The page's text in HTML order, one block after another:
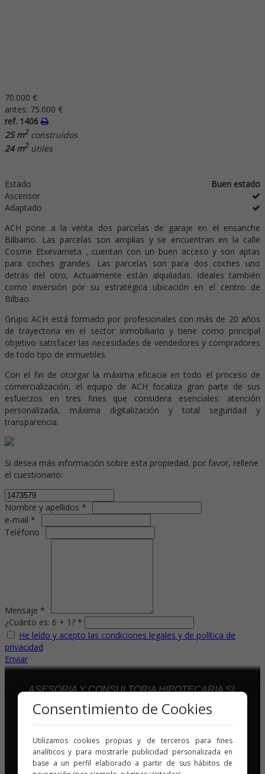
70.000 €
antes: 75.000 €
ref. 1406
25 m2 construidos
24 m2 útiles
Estado
Buen estado
Ascensor
Adaptado
ACH pone a la venta dos parcelas de garaje en el ensanche
Bilbaino. Las parcelas son amplias y se encuentran en la calle
Cosme Etxevarrieta , cuentan con un buen acceso y son aptas
para coches grandes. Las parcelas son para dos coches uno
detrás del otro, Actualmente están alquiladas. Ideales también
como inversión por su estratégica ubicación en el centro de
Bilbao.
Grupo ACH está formado por profesionales con más de 20 años
de trayectoria en el sector inmobiliario y tiene como principal
objetivo satisfacer las necesidades de vendedores y compradores
de todo tipo de inmuebles.
Con el fin de otorgar la máxima eficacia en todo el proceso de
comercialización, el equipo de ACH focaliza gran parte de sus
esfuerzos en tres fines que considera esenciales: atención
personalizada, máxima digitalización y total seguridad y
transparencia.
Si desea más información sobre esta propiedad, por favor, rellene
el cuestionario:
Nombre y apellidos *
e-mail *
Teléfono
Mensaje *
¿Cuánto es: 6 + 1? *
He leído y acepto las condiciones legales y de política de
privacidad
Enviar
ASESORIA Y CONSULTORIA HIPOTECARIA SL
Avda De Europa 26 - Edificio Atico 5, 2ª Planta 28224 -
(Pozuelo De Alarcon)
28224 – Madrid
946969278- 607645425
Consentimiento de Cookies
Utilizamos cookies propias y de terceros para fines
analíticos y para mostrarle publicidad personalizada en
base a un perfil elaborado a partir de sus hábitos de